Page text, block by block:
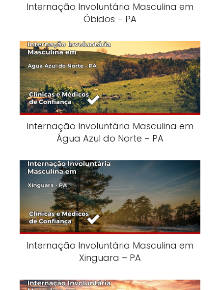
Internação Involuntária Masculina em
Óbidos – PA
Internação Involuntária Masculina em
Água Azul do Norte – PA
Internação Involuntária Masculina em
Xinguara – PA